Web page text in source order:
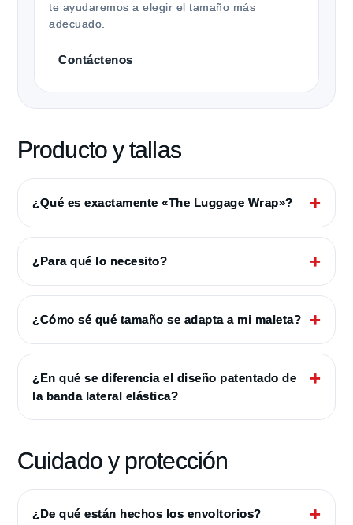
te ayudaremos a elegir el tamaño más
adecuado.
Contáctenos
Producto y tallas
¿Qué es exactamente «The Luggage Wrap»?
¿Para qué lo necesito?
¿Cómo sé qué tamaño se adapta a mi maleta?
¿En qué se diferencia el diseño patentado de
la banda lateral elástica?
Cuidado y protección
¿De qué están hechos los envoltorios?